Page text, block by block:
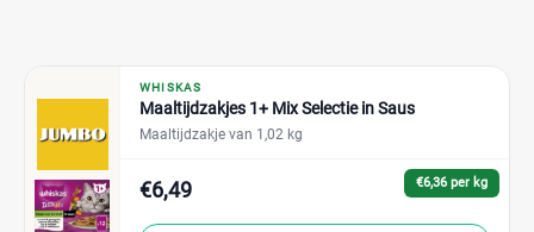
WHISKAS
Maaltijdzakjes 1+ Mix Selectie in Saus
Maaltijdzakje van 1,02 kg
€6,36 per kg
€6,49